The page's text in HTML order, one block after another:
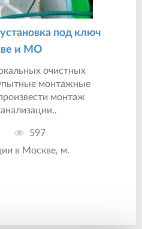
под ключ
и МО
очистных
монтажные
монтаж
597
в Москве, м.